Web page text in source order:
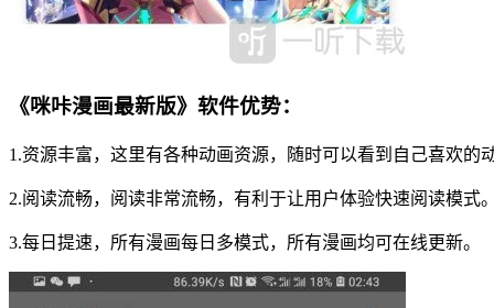
《咪咔漫画最新版》软件优势：
1.资源丰富，这里有各种动画资源，随时可以看到自己喜欢的动
2.阅读流畅，阅读非常流畅，有利于让用户体验快速阅读模式。
3.每日提速，所有漫画每日多模式，所有漫画均可在线更新。